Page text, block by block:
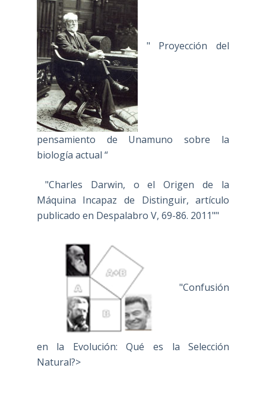
" Proyección del
pensamiento de Unamuno sobre la
biología actual “
"Charles Darwin, o el Origen de la
Máquina Incapaz de Distinguir, artículo
publicado en Despalabro V, 69-86. 2011""
"Confusión
en la Evolución: Qué es la Selección
Natural?>